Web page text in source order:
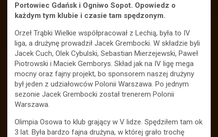
Portowiec Gdańsk i Ogniwo Sopot. Opowiedz o
każdym tym klubie i czasie tam spędzonym.
Orzeł Trąbki Wielkie współpracował z Lechią, była to IV
liga, a drużynę prowadził Jacek Grembocki. W składzie byli
Jacek Cuch, Olek Cybulski, Sebastian Mierzejewski, Paweł
Piotrowski i Maciek Gemborys. Skład jak na IV ligę mega
mocny oraz fajny projekt, bo sponsorem naszej drużyny
był jeden z udziałowców Polonii Warszawa. Po jednym
sezonie Jacek Grembocki został trenerem Polonii
Warszawa.
Olimpia Osowa to klub grający w V lidze. Spędziłem tam ok
3 lat. Była bardzo fajna drużyna, w której grało trochę